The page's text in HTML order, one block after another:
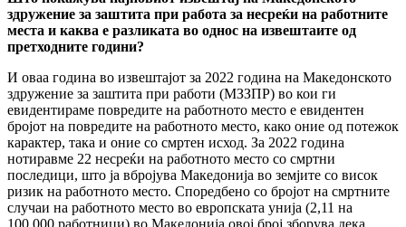
здружение за заштита при работа за несреќи на работните
места и каква е разликата во однос на извештаите од
претходните години?
И оваа година во извештајот за 2022 година на Македонското
здружение за заштита при работи (МЗЗПР) во кои ги
евидентираме повредите на работното место е евидентен
бројот на повредите на работното место, како оние од потежок
карактер, така и оние со смртен исход. За 2022 година
нотиравме 22 несреќи на работното место со смртни
последици, што ја вбројува Македонија во земјите со висок
ризик на работното место. Споредбено со бројот на смртните
случаи на работното место во европската унија (2,11 на
100.000 работници) во Македонија овој број зборува дека